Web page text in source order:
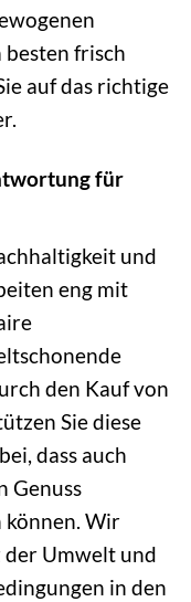
besten frisch
auf das richtige
für
und
eng mit
den Kauf von
Sie diese
dass auch
Genuss
können. Wir
der Umwelt und
in den